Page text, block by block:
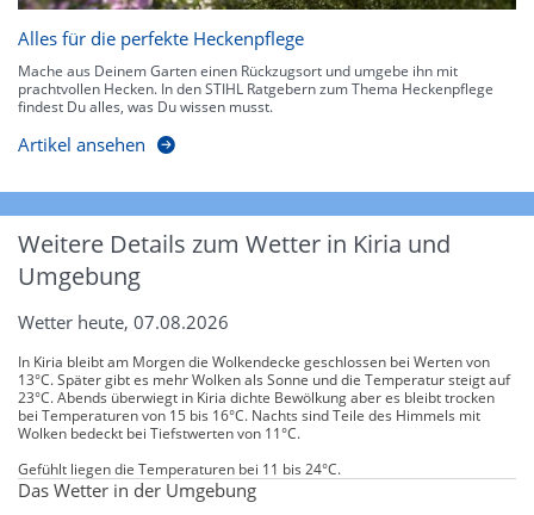
Alles für die perfekte Heckenpflege
Mache aus Deinem Garten einen Rückzugsort und umgebe ihn mit
prachtvollen Hecken. In den STIHL Ratgebern zum Thema Heckenpflege
findest Du alles, was Du wissen musst.
Artikel ansehen
Weitere Details zum Wetter in Kiria und
Umgebung
Wetter heute, 07.08.2026
In Kiria bleibt am Morgen die Wolkendecke geschlossen bei Werten von
13°C. Später gibt es mehr Wolken als Sonne und die Temperatur steigt auf
23°C. Abends überwiegt in Kiria dichte Bewölkung aber es bleibt trocken
bei Temperaturen von 15 bis 16°C. Nachts sind Teile des Himmels mit
Wolken bedeckt bei Tiefstwerten von 11°C.
Gefühlt liegen die Temperaturen bei 11 bis 24°C.
Das Wetter in der Umgebung